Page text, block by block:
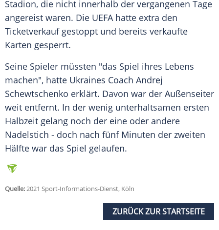
Stadion, die nicht innerhalb der vergangenen Tage
angereist waren. Die UEFA hatte extra den
Ticketverkauf gestoppt und bereits verkaufte
Karten gesperrt.
Seine Spieler müssten "das Spiel ihres Lebens
machen", hatte Ukraines Coach Andrej
Schewtschenko erklärt. Davon war der Außenseiter
weit entfernt. In der wenig unterhaltsamen ersten
Halbzeit gelang noch der eine oder andere
Nadelstich - doch nach fünf Minuten der zweiten
Hälfte war das Spiel gelaufen.
Quelle:2021 Sport-Informations-Dienst, Köln
ZURÜCK ZUR STARTSEITE